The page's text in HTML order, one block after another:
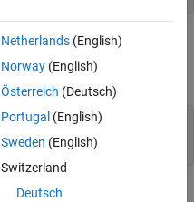
Netherlands(English)
Norway(English)
Österreich (Deutsch)
Portugal (English)
Sweden (English)
Switzerland
Deutsch